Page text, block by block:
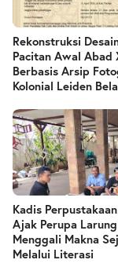
Rekonstruksi
Pacitan Awal Abad
Berbasis Arsip
Kolonial Leiden
Kadis
Ajak Perupa
Menggali Makna
Melalui Literasi